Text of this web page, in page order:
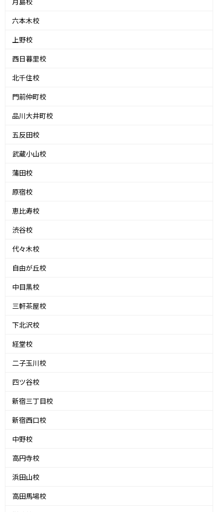
六本木校
上野校
西日暮里校
北千住校
門前仲町校
品川大井町校
五反田校
武蔵小山校
蒲田校
原宿校
恵比寿校
渋谷校
代々木校
自由が丘校
中目黒校
三軒茶屋校
下北沢校
経堂校
二子玉川校
四ツ谷校
新宿三丁目校
新宿西口校
中野校
高円寺校
浜田山校
高田馬場校